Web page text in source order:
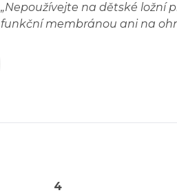
„Nepoužívejte na dětské ložní
funkční membránou ani na
4